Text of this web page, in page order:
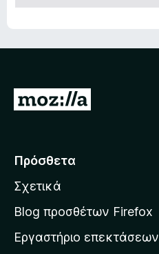
Μ
ά
α
σ
σ
Πρόσθετα
Σχετικά
Blog προσθέτων Firefox
Εργαστήριο επεκτάσεων